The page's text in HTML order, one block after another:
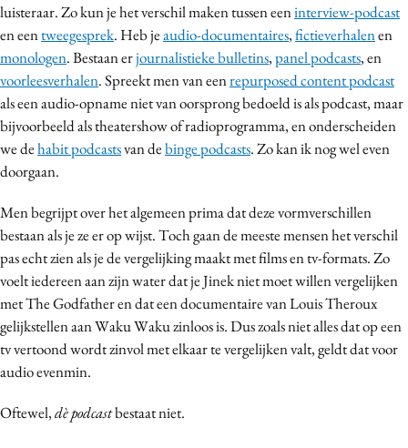
Interne communicatie
Martech
Media
Merkstrategie
PR
Programmatic
Purpose Marketing
Reputatie & crisis
luisteraar. Zo kun je het verschil maken tussen eeninterview-podcast
en eentweegesprek. Heb jeaudio-documentaires,fictieverhalenen
monologen. Bestaan erjournalistieke bulletins,panel podcasts, en
voorleesverhalen. Spreekt men van eenrepurposed content podcast
als een audio-opname niet van oorsprong bedoeld is als podcast, maar
bijvoorbeeld als theatershow of radioprogramma, en onderscheiden
we dehabit podcastsvan debinge podcasts. Zo kan ik nog wel even
doorgaan.
Men begrijpt over het algemeen prima dat deze vormverschillen
bestaan als je ze er op wijst. Toch gaan de meeste mensen het verschil
pas echt zien als je de vergelijking maakt met films en tv-formats. Zo
voelt iedereen aan zijn water dat je Jinek niet moet willen vergelijken
met The Godfather en dat een documentaire van Louis Theroux
gelijkstellen aan Waku Waku zinloos is. Dus zoals niet alles dat op een
tv vertoond wordt zinvol met elkaar te vergelijken valt, geldt dat voor
audio evenmin.
Oftewel,dè podcastbestaat niet.